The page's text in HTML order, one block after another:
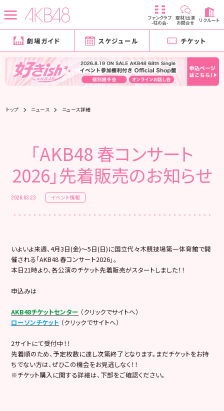
ファンクラブ
-柱の会-
取材/出演
お問合せ リクルート
劇場ガイド スケジュール チケット
トップ ニュース ニュース詳細
「AKB48 春コンサート
2026」先着販売のお知らせ
2026.03.23 イベント情報
いよいよ来週、4月3日(金)〜5日(日)に国立代々木競技場第一体育館で開
催される「AKB48 春コンサート2026」。
本日21時より、各公演のチケット先着販売がスタートしました！！
申込みは
AKB48チケットセンター （クリックでサイトへ）
ローソンチケット （クリックでサイトへ）
2サイトにて受付中！！
先着順のため、予定枚数に達し次第終了となります。まだチケットをお持
ちでない方は、ぜひこの機会をお見逃しなく！！
※チケット購入に関する詳細は、下部をご確認ください。